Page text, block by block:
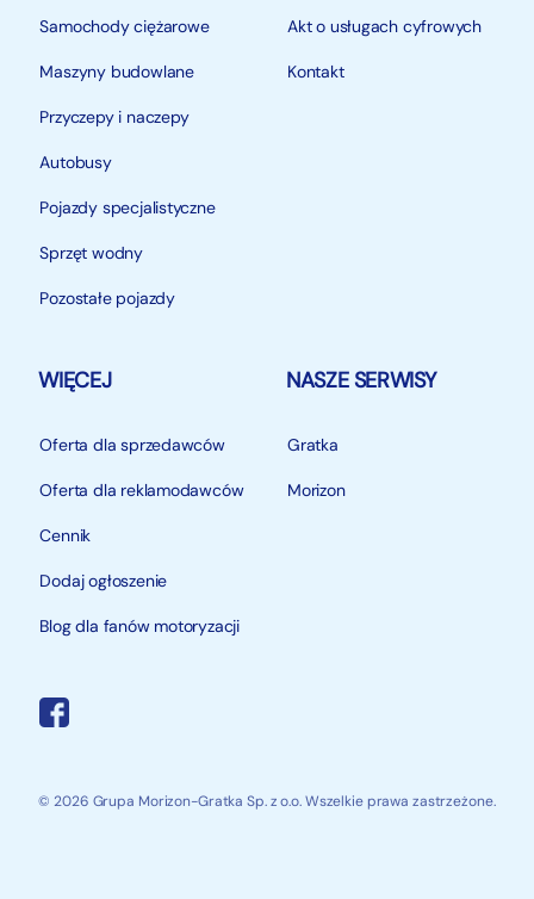
Samochody ciężarowe
Maszyny budowlane
Przyczepy i naczepy
Autobusy
Pojazdy specjalistyczne
Sprzęt wodny
Pozostałe pojazdy
Akt o usługach cyfrowych
Kontakt
WIĘCEJ
Oferta dla sprzedawców
Oferta dla reklamodawców
Cennik
Dodaj ogłoszenie
Blog dla fanów motoryzacji
NASZE SERWISY
Gratka
Morizon
© 2026 Grupa Morizon-Gratka Sp. z o.o. Wszelkie prawa zastrzeżone.